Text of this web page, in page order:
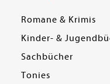
Romane & Krimis
Kinder- &
Sachbücher
Tonies